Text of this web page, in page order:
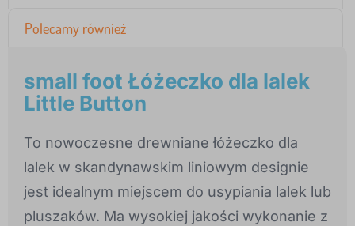
Polecamy również
small foot Łóżeczko dla lalek
Little Button
To nowoczesne drewniane łóżeczko dla
lalek w skandynawskim liniowym designie
jest idealnym miejscem do usypiania lalek lub
pluszaków. Ma wysokiej jakości wykonanie z